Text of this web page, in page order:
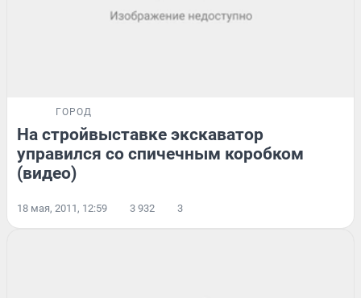
ГОРОД
На стройвыставке экскаватор
управился со спичечным коробком
(видео)
18 мая, 2011, 12:59 3 932 3